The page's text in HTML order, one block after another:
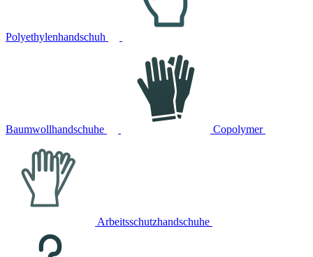
Polyethylenhandschuh
Baumwollhandschuhe Copolymer
Arbeitsschutzhandschuhe